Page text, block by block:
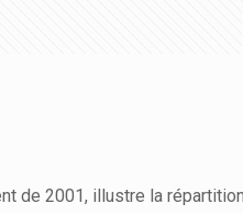
de 2001, illustre la